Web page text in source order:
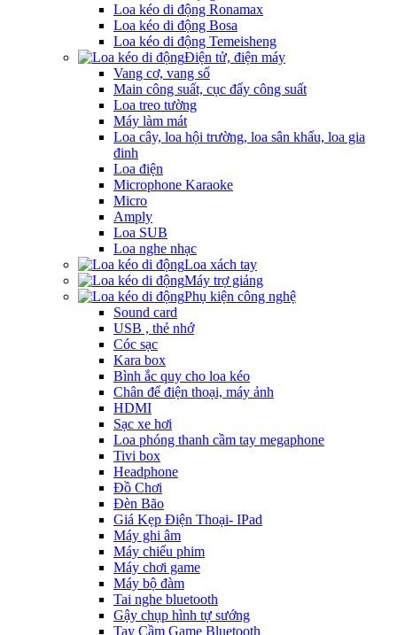
Loa kéo di động Ronamax
Loa kéo di động Bosa
Loa kéo di động Temeisheng
Điện tử, điện máy
Vang cơ, vang số
Main công suất, cục đẩy công suất
Loa treo tường
Máy làm mát
Loa cây, loa hội trường, loa sân khấu, loa gia
đinh
Loa điện
Microphone Karaoke
Micro
Amply
Loa SUB
Loa nghe nhạc
Loa xách tay
Máy trợ giảng
Phụ kiện công nghệ
Sound card
USB , thẻ nhớ
Cóc sạc
Kara box
Bình ắc quy cho loa kéo
Chân để điện thoại, máy ảnh
HDMI
Sạc xe hơi
Loa phóng thanh cầm tay megaphone
Tivi box
Headphone
Đồ Chơi
Đèn Bão
Giá Kẹp Điện Thoại- IPad
Máy ghi âm
Máy chiếu phim
Máy chơi game
Máy bộ đàm
Tai nghe bluetooth
Gậy chụp hình tự sướng
Tay Cầm Game Bluetooth